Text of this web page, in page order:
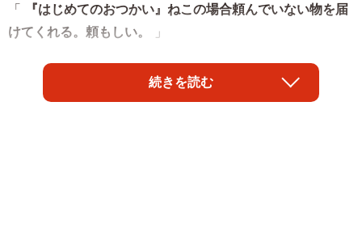
「
『はじめてのおつかい』ねこの場合頼んでいない物を届
けてくれる。頼もしい。
」
そんな報告文とともに、くちに丸めた紙のようなものを
くわえてこちらにやってくる猫ちゃんの写真が「X」で注目
続きを読む